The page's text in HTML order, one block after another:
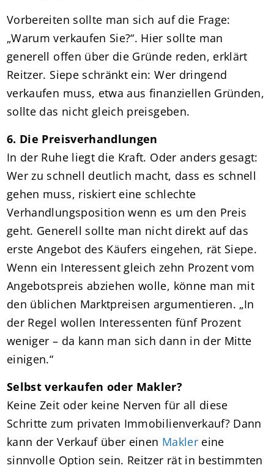
Vorbereiten sollte man sich auf die Frage:
„Warum verkaufen Sie?“. Hier sollte man
generell offen über die Gründe reden, erklärt
Reitzer. Siepe schränkt ein: Wer dringend
verkaufen muss, etwa aus finanziellen Gründen,
sollte das nicht gleich preisgeben.
6. Die Preisverhandlungen
In der Ruhe liegt die Kraft. Oder anders gesagt:
Wer zu schnell deutlich macht, dass es schnell
gehen muss, riskiert eine schlechte
Verhandlungsposition wenn es um den Preis
geht. Generell sollte man nicht direkt auf das
erste Angebot des Käufers eingehen, rät Siepe.
Wenn ein Interessent gleich zehn Prozent vom
Angebotspreis abziehen wolle, könne man mit
den üblichen Marktpreisen argumentieren. „In
der Regel wollen Interessenten fünf Prozent
weniger – da kann man sich dann in der Mitte
einigen.“
Selbst verkaufen oder Makler?
Keine Zeit oder keine Nerven für all diese
Schritte zum privaten Immobilienverkauf? Dann
kann der Verkauf über einen Maklereine
sinnvolle Option sein. Reitzer rät in bestimmten